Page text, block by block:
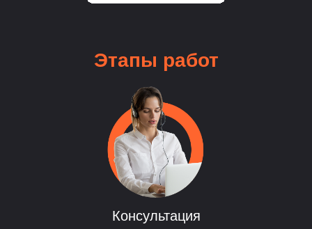
Этапы работ
Консультация